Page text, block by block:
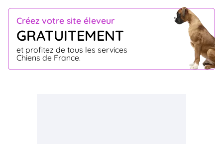
Créez votre site éleveur
GRATUITEMENT
et profitez de tous les services
Chiens de France.